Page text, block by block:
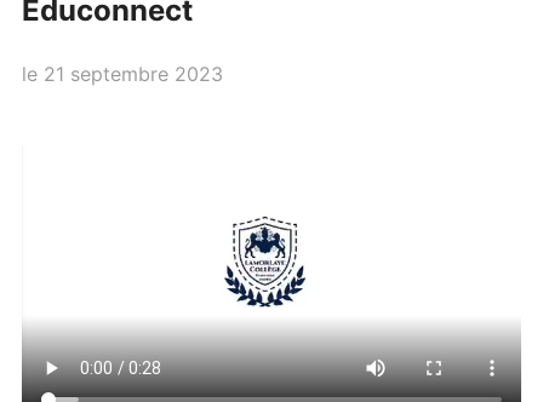
Educonnect
le Publié
21 septembre 2023